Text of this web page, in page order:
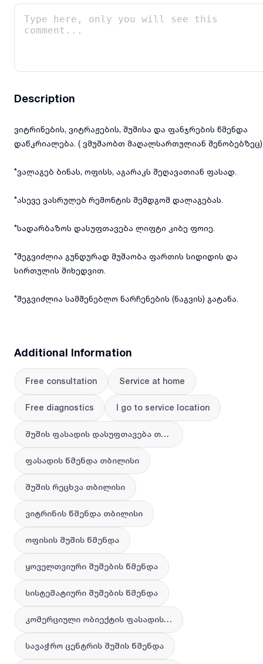
Description
ვიტრინების, ვიტრაჟების, შუშისა და ფანჯრების წმენდა
დაწკრიალება. ( ვმუშაობთ მაღალსართულიან შენობებზეც)
*ვალაგებ ბინას, ოფისს, აგარაკს შეღავათიან ფასად.
*ასევე ვასრულებ რემონტის შემდგომ დალაგებას.
*სადარბაზოს დასუფთავება ლიფტი კიბე ფოიე.
*შეგვიძლია გუნდურად მუშაობა ფართის სიდიდის და
სირთულის მიხედვით.
*შეგვიძლია სამშენებლო ნარჩენების (ნაგვის) გატანა.
Additional Information
Free consultation Service at home
Free diagnostics I go to service location
შუშის ფასადის დასუფთავება თბილისი
ფასადის წმენდა თბილისი
შუშის რეცხვა თბილისი
ვიტრინის წმენდა თბილისი
ოფისის შუშის წმენდა
ყოველთვიური შუშების წმენდა
სისტემატიური შუშების წმენდა
კომერციული ობიექტის ფასადის წმენდა
სავაჭრო ცენტრის შუშის წმენდა